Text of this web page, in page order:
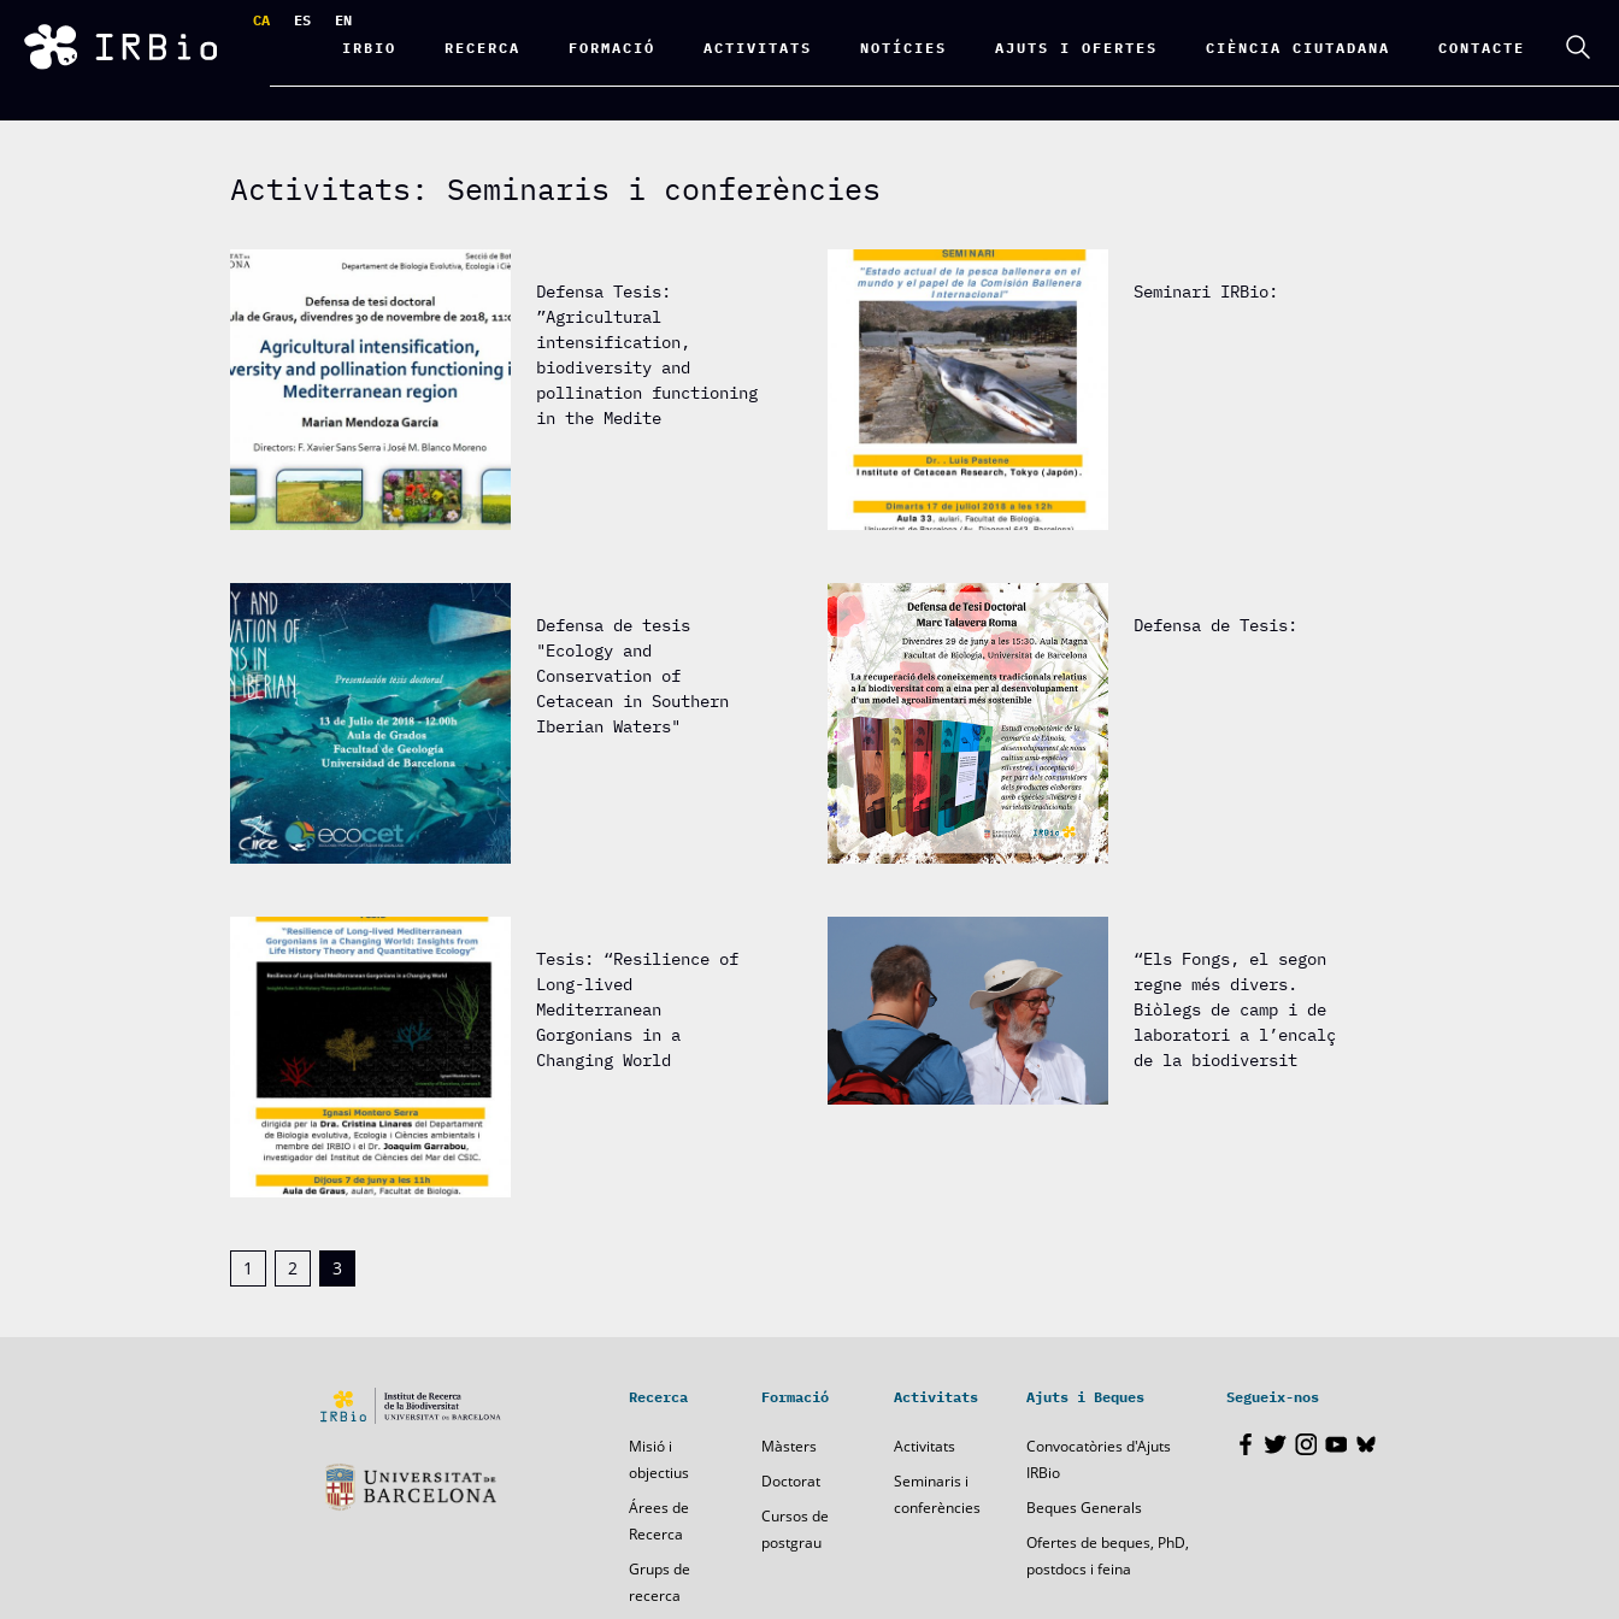
CA ES
EN
IRBIO
RECERCA FORMACIÓ ACTIVITATS NOTÍCIES AJUTS I OFERTES CIÈNCIA CIUTADANA CONTACTE
Activitats: Seminaris i conferències
Defensa Tesis:
”Agricultural
intensification,
biodiversity and
pollination functioning
in the Medite
Seminari IRBio:
Defensa de tesis
"Ecology and
Conservation of
Cetacean in Southern
Iberian Waters"
Defensa de Tesis:
Tesis: “Resilience of
Long-lived
Mediterranean
Gorgonians in a
Changing World
“Els Fongs, el segon
regne més divers.
Biòlegs de camp i de
laboratori a l’encalç
de la biodiversit
1 2 3
Recerca
Misió i
objectius
Árees de
Recerca
Grups de
recerca
Formació
Màsters
Doctorat
Cursos de
postgrau
Activitats
Activitats
Seminaris i
conferències
Ajuts i Beques
Convocatòries d'Ajuts
IRBio
Beques Generals
Ofertes de beques, PhD,
postdocs i feina
Segueix-nos